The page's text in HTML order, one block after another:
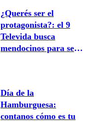
¿Querés ser el
protagonista?: el 9
Televida busca
mendocinos para ser
Día de la
Hamburguesa:
contanos cómo es tu